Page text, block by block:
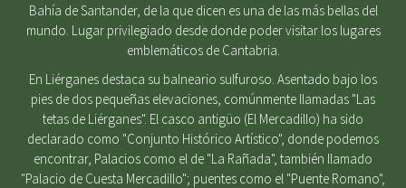
Bahía de Santander, de la que dicen es una de las más bellas del
mundo. Lugar privilegiado desde donde poder visitar los lugares
emblemáticos de Cantabria.
En Liérganes destaca su balneario sulfuroso. Asentado bajo los
pies de dos pequeñas elevaciones, comúnmente llamadas "Las
tetas de Liérganes". El casco antigüo (El Mercadillo) ha sido
declarado como "Conjunto Histórico Artístico", donde podemos
encontrar, Palacios como el de "La Rañada", también llamado
"Palacio de Cuesta Mercadillo"; puentes como el "Puente Romano",